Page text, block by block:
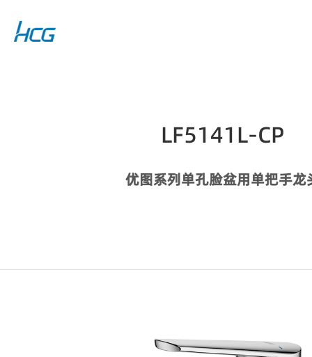
LF5141L-CP
优图系列单孔脸盆用单把手龙